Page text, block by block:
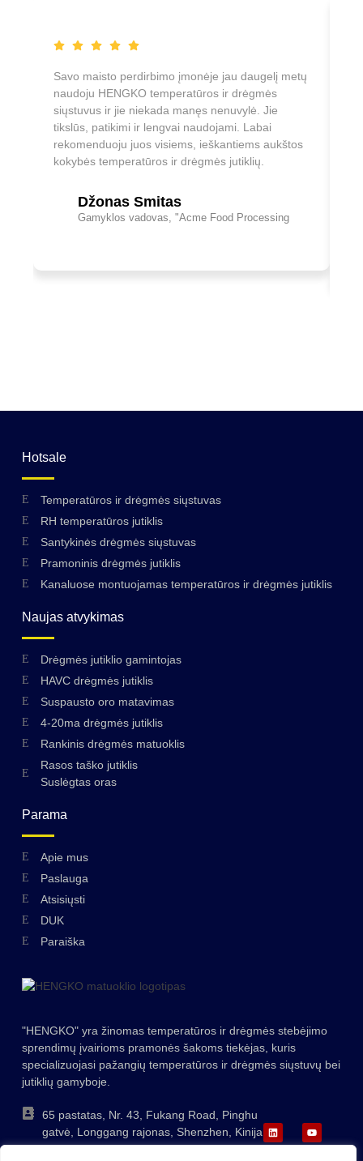
Savo maisto perdirbimo įmonėje jau daugelį metų
naudoju HENGKO temperatūros ir drėgmės
siųstuvus ir jie niekada manęs nenuvylė. Jie
tikslūs, patikimi ir lengvai naudojami. Labai
rekomenduoju juos visiems, ieškantiems aukštos
kokybės temperatūros ir drėgmės jutiklių.
Džonas Smitas
Gamyklos vadovas, "Acme Food Processing
Hotsale
Temperatūros ir drėgmės siųstuvas
RH temperatūros jutiklis
Santykinės drėgmės siųstuvas
Pramoninis drėgmės jutiklis
Kanaluose montuojamas temperatūros ir drėgmės jutiklis
Naujas atvykimas
Drėgmės jutiklio gamintojas
HAVC drėgmės jutiklis
Suspausto oro matavimas
4-20ma drėgmės jutiklis
Rankinis drėgmės matuoklis
Rasos taško jutiklis
Suslėgtas oras
Parama
Apie mus
Paslauga
Atsisiųsti
DUK
Paraiška
"HENGKO" yra žinomas temperatūros ir drėgmės stebėjimo
sprendimų įvairioms pramonės šakoms tiekėjas, kuris
specializuojasi pažangių temperatūros ir drėgmės siųstuvų bei
jutiklių gamyboje.
65 pastatas, Nr. 43, Fukang Road, Pinghu
gatvė, Longgang rajonas, Shenzhen, Kinija
German
French
Indonesian
Japanese